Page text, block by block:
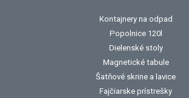
Kontajnery na odpad
Popolnice 120l
Dielenské stoly
Magnetické tabule
Šatňové skrine a lavice
Fajčiarske prístrešky